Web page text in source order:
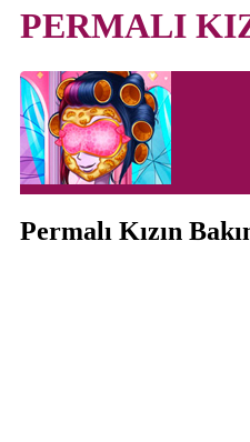
PERMALI
Permalı Kızın